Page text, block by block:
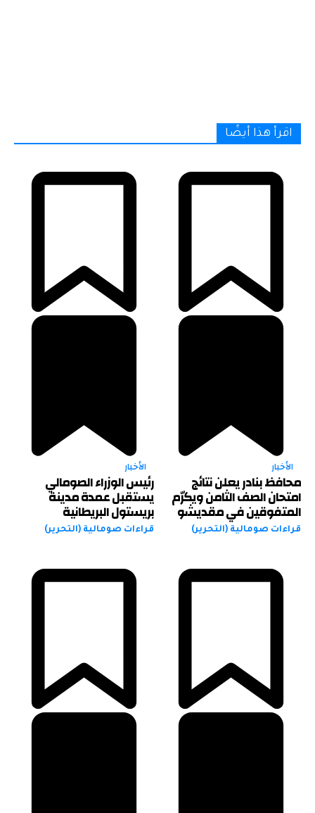
اقرأ هذا أيضًا
الأخبار
محافظ بنادر يعلن نتائج
امتحان الصف الثامن ويكرّم
المتفوقين في مقديشو
قراءات صومالية (التحرير)
الأخبار
رئيس الوزراء الصومالي
يستقبل عمدة مدينة
بريستول البريطانية
قراءات صومالية (التحرير)